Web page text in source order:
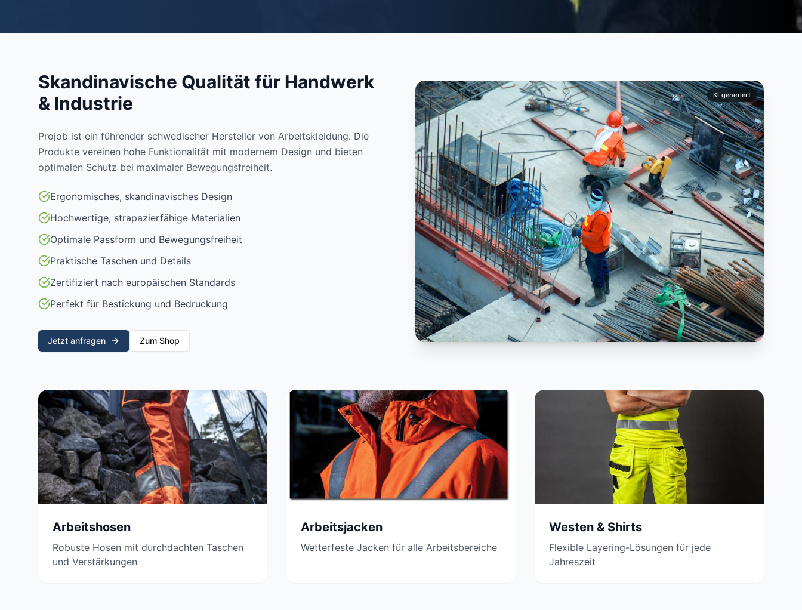
Skandinavische Qualität für Handwerk
& Industrie
Projob ist ein führender schwedischer Hersteller von Arbeitskleidung. Die
Produkte vereinen hohe Funktionalität mit modernem Design und bieten
optimalen Schutz bei maximaler Bewegungsfreiheit.
Ergonomisches, skandinavisches Design
Hochwertige, strapazierfähige Materialien
Optimale Passform und Bewegungsfreiheit
Praktische Taschen und Details
Zertifiziert nach europäischen Standards
Perfekt für Bestickung und Bedruckung
Jetzt anfragen Zum Shop
KI generiert
Arbeitshosen
Robuste Hosen mit durchdachten Taschen
und Verstärkungen
Arbeitsjacken
Wetterfeste Jacken für alle Arbeitsbereiche
Westen & Shirts
Flexible Layering-Lösungen für jede
Jahreszeit